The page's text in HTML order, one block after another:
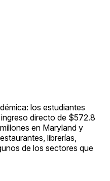
los estudiantes
directo de $572.8
en Maryland y
librerías,
de los sectores que